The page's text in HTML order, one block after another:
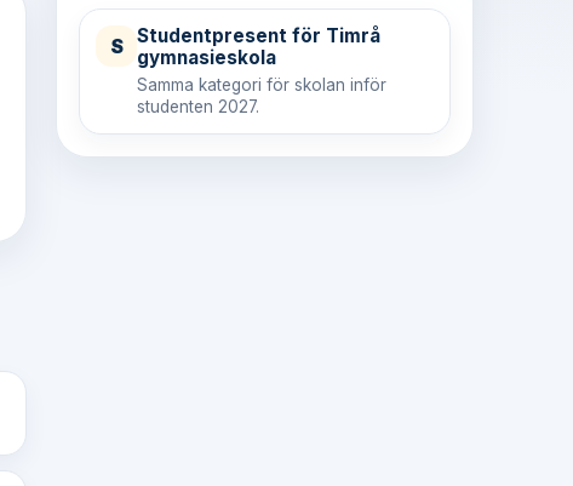
S
Studentpresent för Timrå
gymnasieskola
Samma kategori för skolan inför
studenten 2027.